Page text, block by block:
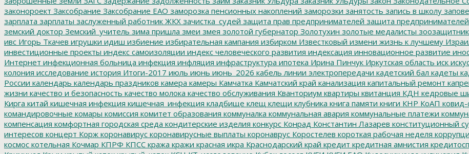
законороект Заксобрание Заксобрание ЕАО заморозка пенсионных накоплений заморозки занятость запись в школу
зарплата зарплаты заслуженный работник ЖКХ зачистка_судей защита прав предпринимателей защита предпринимателей
земский доктор Земский_учитель зима пришла змеи змея золотой губернатор Золотухин золотые медалисты
ивс Игорь Ткачев игрушки идиш избиение избирательная кампания избирком Известковый измени жизнь к лучшему
инвестиционные проекты индекс самоизоляции индекс человеческого развития индексация инновационное развитие
Интернет инфекционная больница инфекция инфляция инфраструктура ипотека Ирина Пинчук Иркутская область иск
колония исследование история Итоги-2017 июль июнь июнь_2026 кабель линии электропередачи кадетский бал кадеты
России календарь календарь праздников камера камеры Камчатка Камчатский край канализация капитальный ремонт
жизни качество и безопасность качество молока качество обслуживания Кванториум квартиры квитанция КДН кедровые
Кирга китай кишечная инфекция кишечная_инфекция кладбище клещ клещи клубника книга памяти книги КНР КоАП ковид-
командировочные комары комиссия комитет образования коммуналка коммунальная авария коммунальные платежи
компенсация комфортная городская среда кондитерские изделия конкурс Конрад Константин Лазарев конституционный
интересов концерт Корж коронавирус коронавирусные выплаты коронаврус Коростелев короткая рабочая неделя
космос котельная Кочмар КПРФ КПСС кража кражи красная икра Краснодарский край кредит кредитная амнистия